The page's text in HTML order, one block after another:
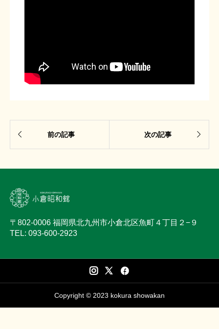
 前の記事 次の記事 
〒802-0006 福岡県北九州市小倉北区魚町４丁目２−９
TEL: 093-600-2923
Copyright © 2023 kokura showakan